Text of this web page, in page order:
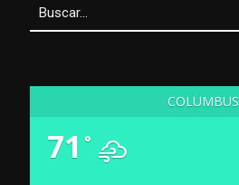
COLUMBUS
71 °